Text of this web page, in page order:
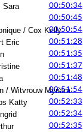
Sara 00:50:34
00:50:45
/ Cox Kelly00:50:54
Eric 00:51:28
00:51:35
00:51:37
00:51:48
/ Witvrouw Myriam
00:51:54
Katty 00:52:33
00:52:34
00:52:35